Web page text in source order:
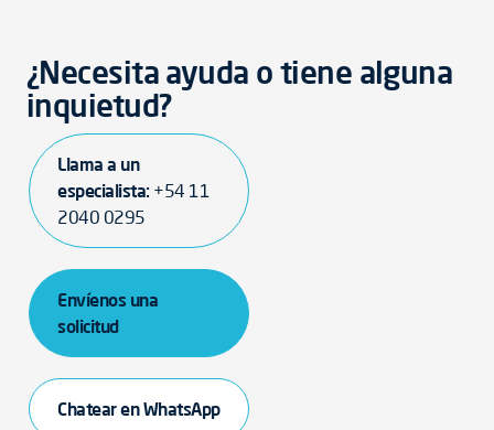
¿Necesita ayuda o tiene alguna
inquietud?
Llama a un
especialista: +54 11
2040 0295
Envíenos una
solicitud
Chatear en WhatsApp